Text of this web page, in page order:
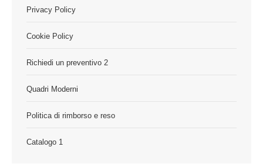
Privacy Policy
Cookie Policy
Richiedi un preventivo 2
Quadri Moderni
Politica di rimborso e reso
Catalogo 1